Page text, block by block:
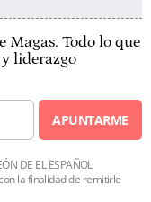
Magas. Todo lo que
y liderazgo
APUNTARME
DE EL ESPAÑOL
la finalidad de remitirle